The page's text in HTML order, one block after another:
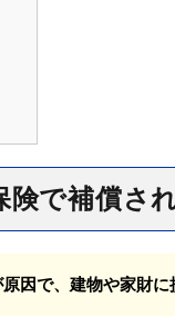
険で補償さ
因で、建物や家財に